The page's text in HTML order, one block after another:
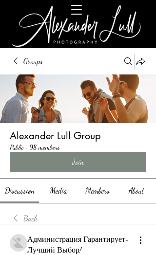
Groups
Alexander Lull Group
Public · 98 members
Join
Discussion Media Members About
Back
Администрация Гарантирует-
Лучший Выбор!